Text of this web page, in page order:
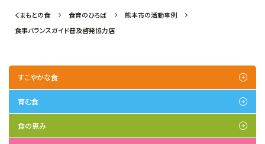
くまもとの食 食育のひろば
熊本市の活動事例
食事バランスガイド普及啓発協力店
すこやかな食
育む食
食の恵み